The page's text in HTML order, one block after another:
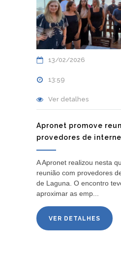
13/02/2026
13:59
Ver detalhes
Apronet promove
provedores de
A Apronet realizou nesta
reunião com provedores
de Laguna. O encontro
aproximar as emp...
VER DETALHES